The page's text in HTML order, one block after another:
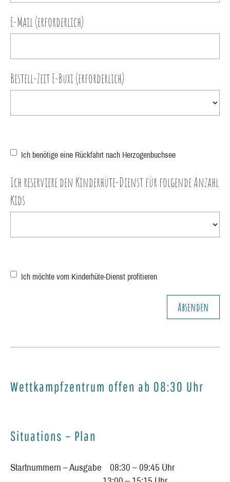
E-Mail (erforderlich)
Bestell-Zeit E-Buxi (erforderlich)
Ich benötige eine Rückfahrt nach Herzogenbuchsee
Ich reserviere den Kinderhüte-Dienst für folgende Anzahl
Kids
Ich möchte vom Kinderhüte-Dienst profitieren
Wettkampfzentrum offen ab 08:30 Uhr
Situations – Plan
Startnummern – Ausgabe 08:30 – 09:45 Uhr